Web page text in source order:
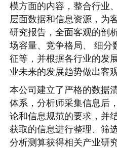
模方面的内容，整合行业
层面数据和信息资源，为
研究报告，全面客观的剖
场容量、竞争格局、 细分
征等，并根据各行业的发
业未来的发展趋势做出客
本公司建立了严格的数据
体系，分析师采集信息后
论和信息规范的要求，并
获取的信息进行整理、筛
分析测算获得相关产业研